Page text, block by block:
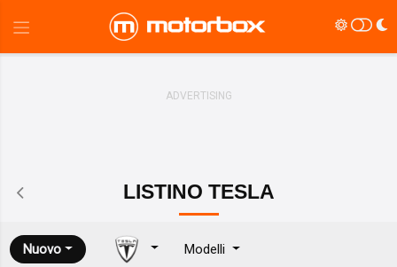
LISTINO TESLA
Nuovo Modelli